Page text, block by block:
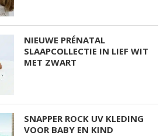
NIEUWE PRÉNATAL
SLAAPCOLLECTIE IN LIEF WIT
MET ZWART
SNAPPER ROCK UV KLEDING
VOOR BABY EN KIND